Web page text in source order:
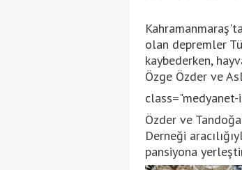
olan depremler
kaybederken,
Özge Özder ve
Özder ve
Derneği
pansiyona